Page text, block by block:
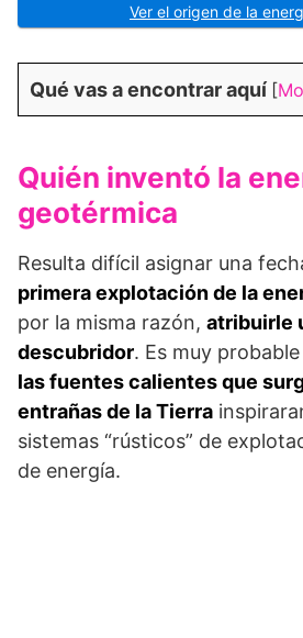
Ver el origen de la
Qué vas a encontrar aquí [
Quién inventó la
geotérmica
Resulta difícil asignar una
primera explotación de la
por la misma razón, atribuirle
descubridor. Es muy
las fuentes calientes que
entrañas de la Tierra
sistemas “rústicos” de
de energía.